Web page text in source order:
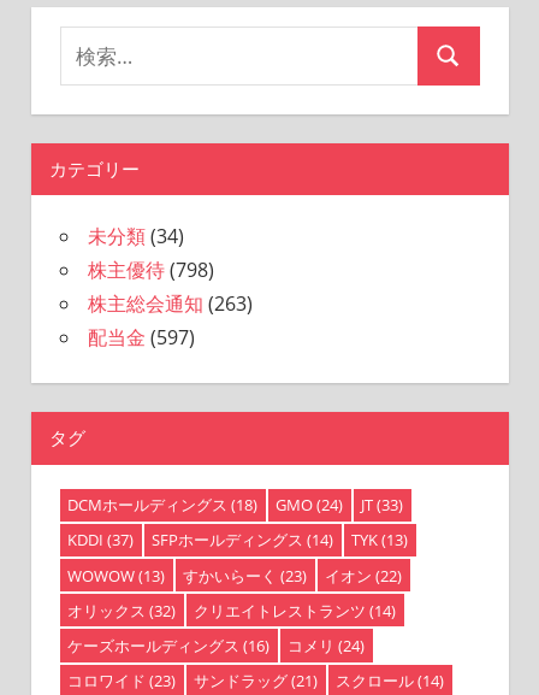
ョ
ン
対
象:
検
カテゴリー
未分類(34)
株主優待(798)
株主総会通知 (263)
配当金 (597)
タグ
DCMホールディングス (18) GMO(24) JT(33)
KDDI (37) SFPホールディングス (14) TYK(13)
WOWOW(13) すかいらーく (23) イオン (22)
オリックス (32) クリエイトレストランツ (14)
ケーズホールディングス (16) コメリ (24)
コロワイド (23) サンドラッグ(21) スクロール(14)